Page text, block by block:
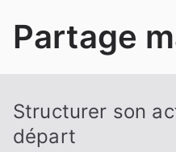
Partage
Structurer son
départ